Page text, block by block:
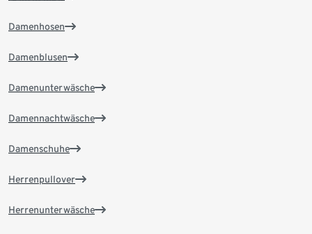
Damenhosen
Damenblusen
Damenunterwäsche
Damennachtwäsche
Damenschuhe
Herrenpullover
Herrenunterwäsche